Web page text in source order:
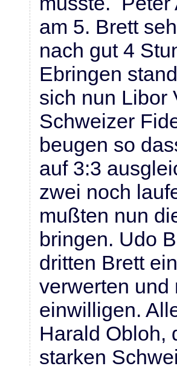
am 5. Brett
nach gut 4
Ebringen
sich nun Libor
Schweizer
beugen so
auf 3:3
zwei noch
mußten nun
bringen. Udo
dritten Brett
verwerten und
einwilligen.
Harald Obloh,
starken